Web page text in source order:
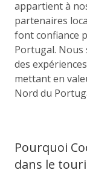
appartient à
partenaires
font confiance
Portugal.
des
mettant en
Nord du
Pourquoi
dans le